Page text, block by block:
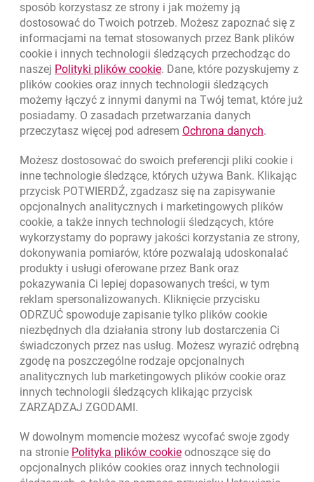
Nawigacja dolna
Zadzwoń do nas
801 331 331
(+48) 22 598 40 40
Znajdź placówkę lub bankomat otwiera się w nowej karcie
Oceń nas otwiera się w nowej karcie
Złóż wniosek przez internet
Skontaktuj się ze Specjalistą
O banku
Kursy wymiany walut
Kursy wymiany walut. Data aktualizacji: 7.08.2026, 12:53:25
KUPNO SPRZEDAŻ
EUR 4.1346 4.4568
USD 3.8493
Odpowiedzialny biznes
Regulacje zewnętrzne
sposób korzystasz ze strony i jak możemy ją
dostosować do Twoich potrzeb. Możesz zapoznać się z
informacjami na temat stosowanych przez Bank plików
cookie i innych technologii śledzących przechodząc do
naszej Polityki plików cookielink otwiera się w nowym oknie
. Dane, które pozyskujemy z
plików cookies oraz innych technologii śledzących
możemy łączyć z innymi danymi na Twój temat, które już
posiadamy. O zasadach przetwarzania danych
przeczytasz więcej pod adresem Ochrona danychlink
.
Możesz dostosować do swoich preferencji pliki cookie i
inne technologie śledzące, których używa Bank. Klikając
przycisk POTWIERDŹ, zgadzasz się na zapisywanie
opcjonalnych analitycznych i marketingowych plików
cookie, a także innych technologii śledzących, które
wykorzystamy do poprawy jakości korzystania ze strony,
dokonywania pomiarów, które pozwalają udoskonalać
produkty i usługi oferowane przez Bank oraz
pokazywania Ci lepiej dopasowanych treści, w tym
reklam spersonalizowanych. Kliknięcie przycisku
ODRZUĆ spowoduje zapisanie tylko plików cookie
niezbędnych dla działania strony lub dostarczenia Ci
świadczonych przez nas usług. Możesz wyrazić odrębną
zgodę na poszczególne rodzaje opcjonalnych
analitycznych lub marketingowych plików cookie oraz
innych technologii śledzących klikając przycisk
ZARZĄDZAJ ZGODAMI.
W dowolnym momencie możesz wycofać swoje zgody
na stronie Polityka plików cookielink otwiera się w nowym
odnoszące się do
opcjonalnych plików cookies oraz innych technologii